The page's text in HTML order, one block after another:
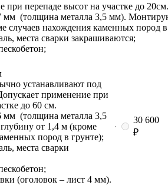
при перепаде высот на участке до 20см.
мм (толщина металла 3,5 мм).
случаев нахождения каменных пород
места сварки закрашиваются;
устанавливают под
применение при
до 60 см.
мм (толщина металла 3,5
от 1,4 м (кроме
пород в грунте);
места сварки
(оголовок – лист 4 мм).
30 600
₽